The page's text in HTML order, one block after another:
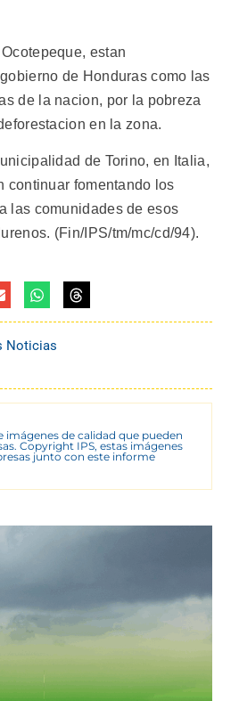
estan
de Honduras como las
de la nacion, por la pobreza
en la zona.
de Torino, en Italia,
continuar fomentando los
las comunidades de esos
(Fin/IPS/tm/mc/cd/94).
Noticias
imágenes de calidad que pueden
Copyright IPS, estas imágenes
junto con este informe